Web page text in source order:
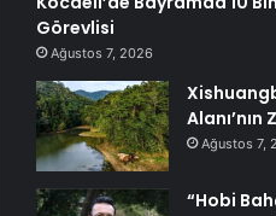
Görevlisi
Ağustos 7, 2026
Ağustos 7,
“Hobi